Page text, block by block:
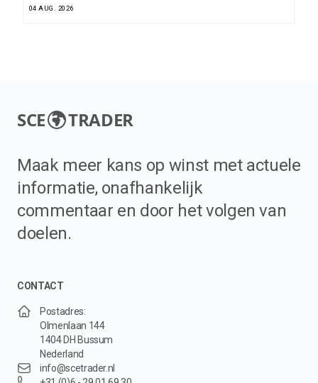
04 AUG. 2026
SCE TRADER
Maak meer kans op winst met actuele
informatie, onafhankelijk
commentaar en door het volgen van
doelen.
CONTACT
Postadres:
Olmenlaan 144
1404 DH Bussum
Nederland
info@scetrader.nl